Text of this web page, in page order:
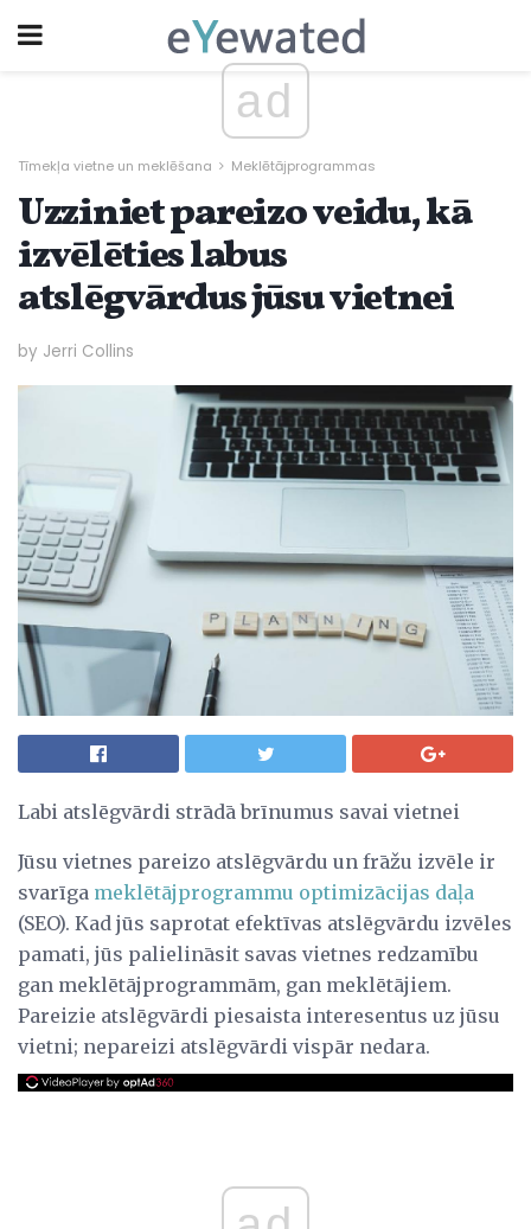
ad
Tīmekļa vietne un meklēšana Meklētājprogrammas
Uzziniet pareizo veidu, kā
izvēlēties labus
atslēgvārdus jūsu vietnei
by Jerri Collins
Labi atslēgvārdi strādā brīnumus savai vietnei
Jūsu vietnes pareizo atslēgvārdu un frāžu izvēle ir
svarīga meklētājprogrammu optimizācijas daļa
(SEO). Kad jūs saprotat efektīvas atslēgvārdu izvēles
pamati, jūs palielināsit savas vietnes redzamību
gan meklētājprogrammām, gan meklētājiem.
Pareizie atslēgvārdi piesaista interesentus uz jūsu
vietni; nepareizi atslēgvārdi vispār nedara.